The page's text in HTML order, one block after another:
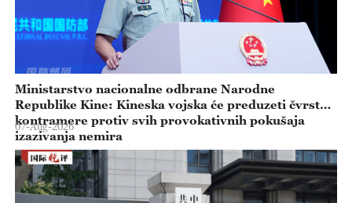
Ministarstvo nacionalne odbrane Narodne
Republike Kine: Kineska vojska će preduzeti čvrste
kontramere protiv svih provokativnih pokušaja
izazivanja nemira
07-Aug-2026